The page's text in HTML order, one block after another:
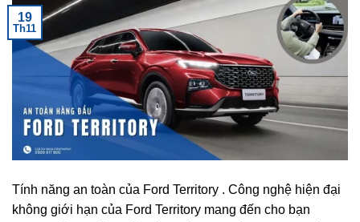
19
Th11
Tính năng an toàn của Ford Territory . Công nghệ hiện đại
không giới hạn của Ford Territory mang đến cho bạn